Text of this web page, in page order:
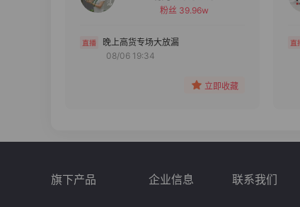
备注
分组
粉丝 39.96w
晚上高货专场大放漏
08/06 19:34
立即收藏
旗下产品 企业信息 联系我们